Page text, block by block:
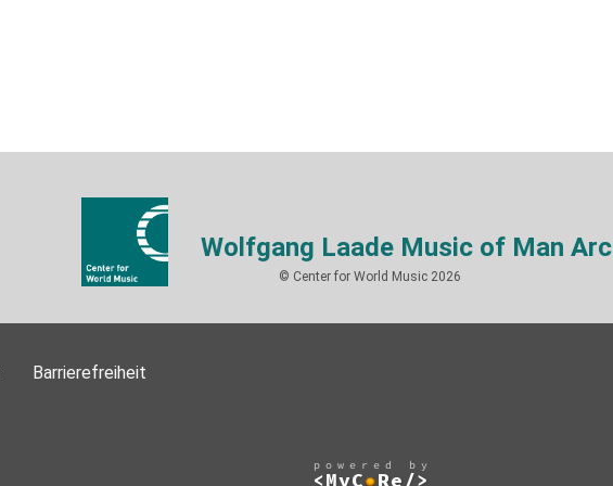
Wolfgang Laade Music of Man
© Center for World Music 2026
Barrierefreiheit